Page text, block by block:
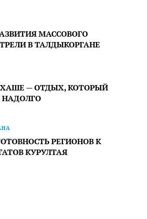
МАССОВОГО
В ТАЛДЫКОРГАНЕ
— ОТДЫХ, КОТОРЫЙ
РЕГИОНОВ К
КУРУЛТАЯ